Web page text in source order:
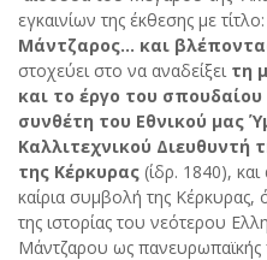
εγκαινίων της έκθεσης με τίτλο:
Μάντζαρος... και
στοχεύει στο να αναδείξει τη
και το έργο του
συνθέτη του Εθνικού μας
Καλλιτεχνικού Διευθυντή
της Κέρκυρας (ίδρ. 1840), και
καίρια συμβολή της
της ιστορίας του νεότερου
Μάντζαρου ως πανευρωπαϊκής